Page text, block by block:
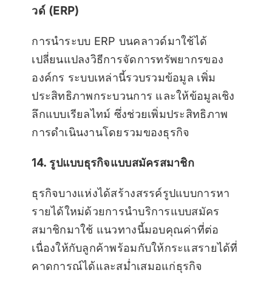
วด์ (ERP)
การนำระบบ ERP บนคลาวด์มาใช้ได้
เปลี่ยนแปลงวิธีการจัดการทรัพยากรของ
องค์กร ระบบเหล่านี้รวบรวมข้อมูล เพิ่ม
ประสิทธิภาพกระบวนการ และให้ข้อมูลเชิง
ลึกแบบเรียลไทม์ ซึ่งช่วยเพิ่มประสิทธิภาพ
การดำเนินงานโดยรวมของธุรกิจ
14. รูปแบบธุรกิจแบบสมัครสมาชิก
ธุรกิจบางแห่งได้สร้างสรรค์รูปแบบการหา
รายได้ใหม่ด้วยการนำบริการแบบสมัคร
สมาชิกมาใช้ แนวทางนี้มอบคุณค่าที่ต่อ
เนื่องให้กับลูกค้าพร้อมกับให้กระแสรายได้ที่
คาดการณ์ได้และสม่ำเสมอแก่ธุรกิจ